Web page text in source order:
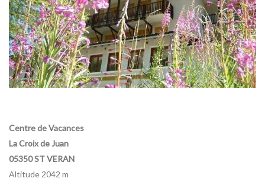
Centre de Vacances
La Croix de Juan
05350 ST VERAN
Altitude 2042 m